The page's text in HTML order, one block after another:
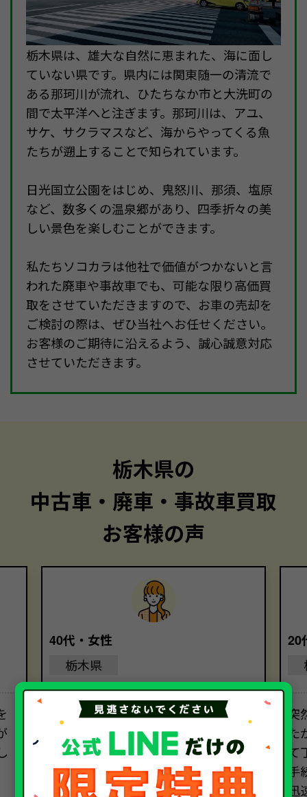
栃木県は、雄大な自然に恵まれた、海に面し
ていない県です。県内には関東随一の清流で
ある那珂川が流れ、ひたちなか市と大洗町の
間で太平洋へと注ぎます。那珂川は、アユ、
サケ、サクラマスなど、海からやってくる魚
たちが遡上することで知られています。
日光国立公園をはじめ、鬼怒川、那須、塩原
など、数多くの温泉郷があり、四季折々の美
しい景色を楽しむことができます。
私たちソコカラは他社で価値がつかないと言
われた廃車や事故車でも、可能な限り高価買
取をさせていただきますので、お車の売却を
ご検討の際は、ぜひ当社へお任せください。
お客様のご期待に沿えるよう、誠心誠意対応
させていただきます。
栃木県の
中古車・廃車・事故車買取
お客様の声
40代・女性
栃木県
丁寧な対応と、親切な説明のおかげ
で、安心して大切な車を任せることが
できました。気持ちよく手続きを進
めることができました。ソコカラさ
んにお願いして本当に良かったです。
20